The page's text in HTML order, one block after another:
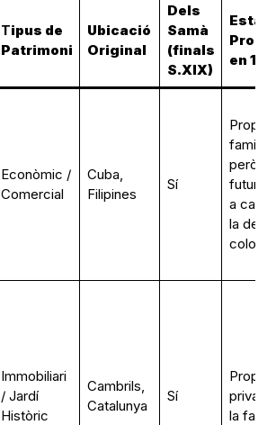
Tipus de
Patrimoni
Ubicació
Original
Dels
Samà
(finals
S.XIX)
Estat /
en
Econòmic /
Comercial
Cuba,
Filipines
Sí
familiar,
però
futur
a
la
colonial
Immobiliari
/ Jardí
Històric
Cambrils,
Catalunya
Sí
la